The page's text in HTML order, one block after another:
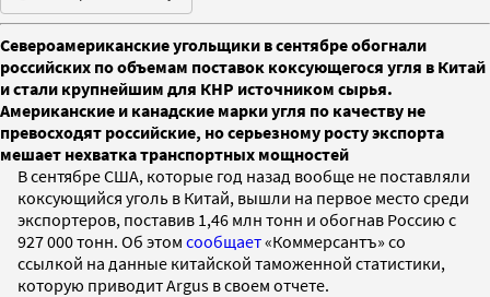
Североамериканские угольщики в сентябре обогнали
российских по объемам поставок коксующегося угля в Китай
и стали крупнейшим для КНР источником сырья.
Американские и канадские марки угля по качеству не
превосходят российские, но серьезному росту экспорта
мешает нехватка транспортных мощностей
В сентябре США, которые год назад вообще не поставляли
коксующийся уголь в Китай, вышли на первое место среди
экспортеров, поставив 1,46 млн тонн и обогнав Россию с
927 000 тонн. Об этом сообщает«Коммерсантъ» со
ссылкой на данные китайской таможенной статистики,
которую приводит Argus в своем отчете.